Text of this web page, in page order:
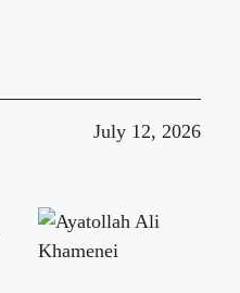
July 12, 2026